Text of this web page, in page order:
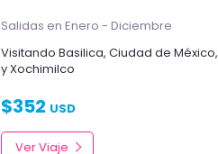
Salidas en Enero - Diciembre
Visitando Basilica, Ciudad de México,
yXochimilco
$352 USD
Ver Viaje